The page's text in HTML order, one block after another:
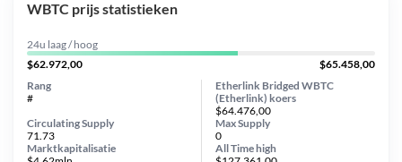
WBTC prijs statistieken
24u laag / hoog
$62.972,00
$65.458,00
Etherlink Bridged WBTC
(Etherlink) koers
$64.476,00
Circulating Supply
71.73
Max Supply
0
Marktkapitalisatie
Rang
#
All Timehigh